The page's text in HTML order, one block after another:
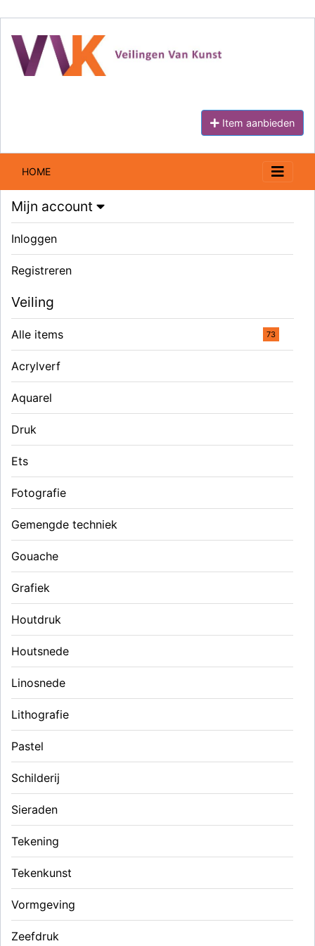
Item aanbieden
HOME
Mijn account
Inloggen
Registreren
Veiling
Alle items 73
Acrylverf
Aquarel
Druk
Ets
Fotografie
Gemengde techniek
Gouache
Grafiek
Houtdruk
Houtsnede
Linosnede
Lithografie
Pastel
Schilderij
Sieraden
Tekening
Tekenkunst
Vormgeving
Zeefdruk